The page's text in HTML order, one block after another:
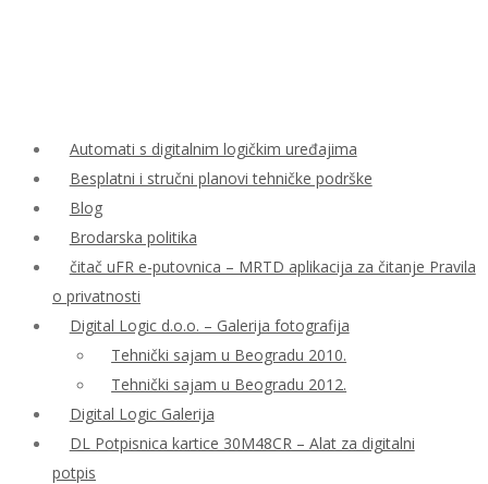
Automati s digitalnim logičkim uređajima
Besplatni i stručni planovi tehničke podrške
Blog
Brodarska politika
čitač uFR e-putovnica – MRTD aplikacija za čitanje Pravila
o privatnosti
Digital Logic d.o.o. – Galerija fotografija
Tehnički sajam u Beogradu 2010.
Tehnički sajam u Beogradu 2012.
Digital Logic Galerija
DL Potpisnica kartice 30M48CR – Alat za digitalni
potpis